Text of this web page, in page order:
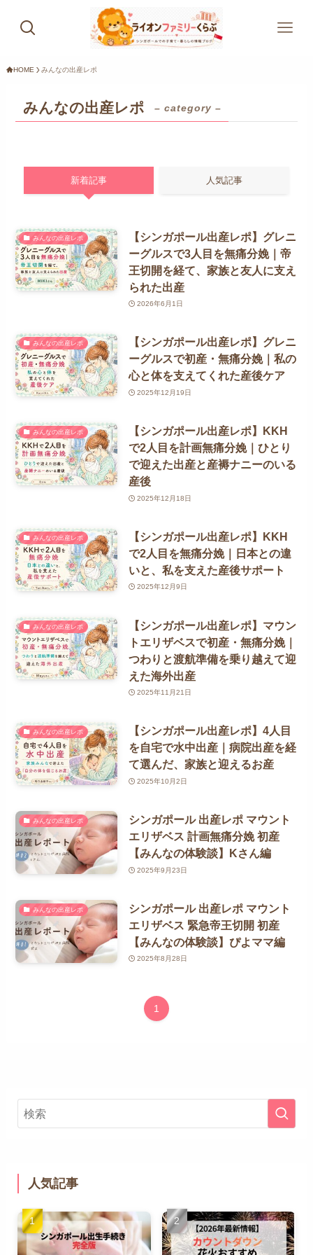
HOME みんなの出産レポ
みんなの出産レポ – category –
新着記事 人気記事
みんなの出産レポ
【シンガポール出産レポ】グレニ
ーグルスで3人目を無痛分娩｜帝
王切開を経て、家族と友人に支え
られた出産
2026年6月1日
みんなの出産レポ
【シンガポール出産レポ】グレニ
ーグルスで初産・無痛分娩｜私の
心と体を支えてくれた産後ケア
2025年12月19日
みんなの出産レポ
【シンガポール出産レポ】KKH
で2人目を計画無痛分娩｜ひとり
で迎えた出産と産褥ナニーのいる
産後
2025年12月18日
みんなの出産レポ
【シンガポール出産レポ】KKH
で2人目を無痛分娩｜日本との違
いと、私を支えた産後サポート
2025年12月9日
みんなの出産レポ
【シンガポール出産レポ】マウン
トエリザベスで初産・無痛分娩｜
つわりと渡航準備を乗り越えて迎
えた海外出産
2025年11月21日
みんなの出産レポ
【シンガポール出産レポ】4人目
を自宅で水中出産｜病院出産を経
て選んだ、家族と迎えるお産
2025年10月2日
みんなの出産レポ
シンガポール 出産レポ マウント
エリザベス 計画無痛分娩 初産
【みんなの体験談】Kさん編
2025年9月23日
みんなの出産レポ
シンガポール 出産レポ マウント
エリザベス 緊急帝王切開 初産
【みんなの体験談】ぴよママ編
2025年8月28日
1
人気記事